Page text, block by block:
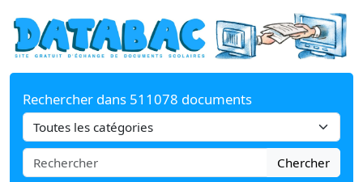
Rechercher dans 511078 documents
Chercher